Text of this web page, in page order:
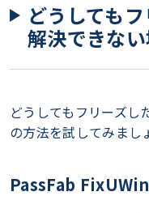
どうしても
解決できな
どうしてもフリーズし
の方法を試してみまし
PassFab